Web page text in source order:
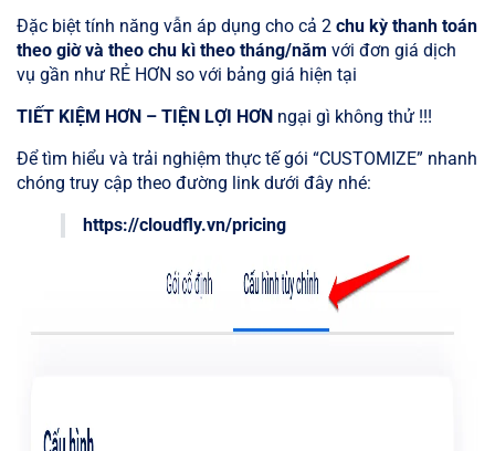
Đặc biệt tính năng vẫn áp dụng cho cả 2 chu kỳ thanh toán
theo giờ và theo chu kì theo tháng/năm với đơn giá dịch
vụ gần như RẺ HƠN so với bảng giá hiện tại
TIẾT KIỆM HƠN – TIỆN LỢI HƠN ngại gì không thử !!!
Để tìm hiểu và trải nghiệm thực tế gói “CUSTOMIZE” nhanh
chóng truy cập theo đường link dưới đây nhé:
https://cloudfly.vn/pricing